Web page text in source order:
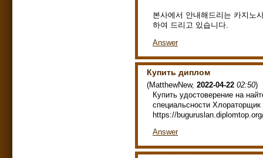
본사에서 안내해드리는 카지노
하여 드리고 있습니다.
Answer
Купить диплом
(MatthewNew, 2022-04-22 02:50)
Купить удостоверение на
специальсности
https://
Answer